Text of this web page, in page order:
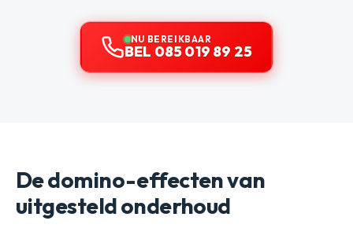
NU BEREIKBAAR
BEL 085 019 89 25
De domino-effecten van
uitgesteld onderhoud